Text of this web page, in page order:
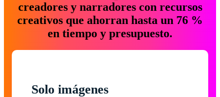
creadores y narradores con recursos
creativos que ahorran hasta un 76 %
en tiempo y presupuesto.
Solo imágenes